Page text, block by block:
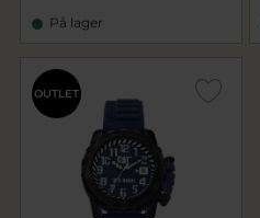
På lager
OUTLET